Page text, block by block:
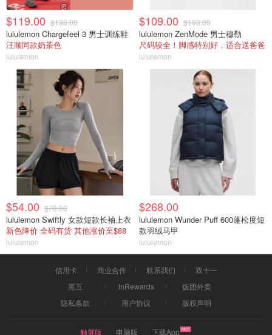
$119.00 $198.00
lululemon Chargefeel 3 男士训练鞋
汪顺同款奶茶色
lululemon
$109.00 $198.00
lululemon ZenMode 男士穆勒
尺码较全！脚感特别好，适合送爸爸
lululemon
$54.00 $78.00
lululemon Swiftly 女款短款长袖上衣
新色降价 全码有货 其他涨价至$88
lululemon
$268.00
lululemon Wunder Puff 600蓬松度短
款羽绒马甲
lululemon
信用卡 商业合作 联系我们
双十一
黑五
InRewards
饭团外卖
隐私条款
用户协议 版权声明
触屏版 电脑版 下载App